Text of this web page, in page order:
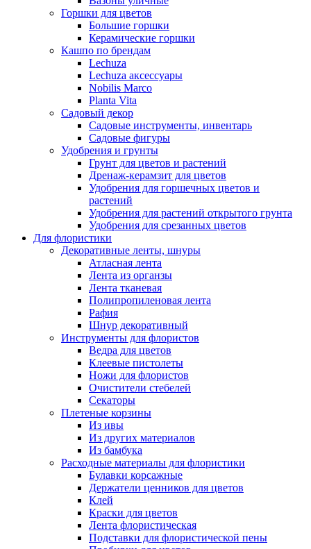
Горшки для цветов
Большие горшки
Керамические горшки
Кашпо по брендам
Lechuza
Lechuza аксессуары
Nobilis Marco
Planta Vita
Садовый декор
Садовые инструменты, инвентарь
Садовые фигуры
Удобрения и грунты
Грунт для цветов и растений
Дренаж-керамзит для цветов
Удобрения для горшечных цветов и
растений
Удобрения для растений открытого грунта
Удобрения для срезанных цветов
Для флористики
Декоративные ленты, шнуры
Атласная лента
Лента из органзы
Лента тканевая
Полипропиленовая лента
Рафия
Шнур декоративный
Инструменты для флористов
Ведра для цветов
Клеевые пистолеты
Ножи для флористов
Очистители стебелей
Секаторы
Плетеные корзины
Из ивы
Из других материалов
Из бамбука
Расходные материалы для флористики
Булавки корсажные
Держатели ценников для цветов
Клей
Краски для цветов
Лента флористическая
Подставки для флористической пены